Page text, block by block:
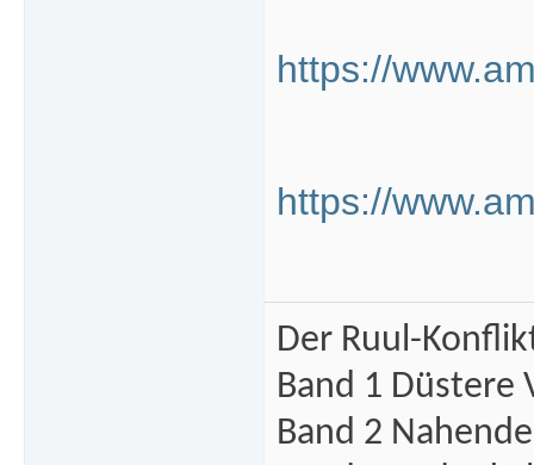
https://
https://
Der Ruul-
Band 1 Düstere
Band 2